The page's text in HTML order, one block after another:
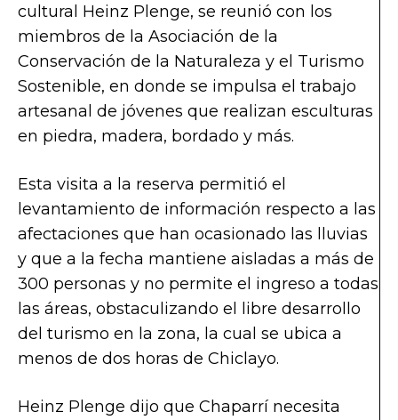
cultural Heinz Plenge, se reunió con los
miembros de la Asociación de la
Conservación de la Naturaleza y el Turismo
Sostenible, en donde se impulsa el trabajo
artesanal de jóvenes que realizan esculturas
en piedra, madera, bordado y más.
Esta visita a la reserva permitió el
levantamiento de información respecto a las
afectaciones que han ocasionado las lluvias
y que a la fecha mantiene aisladas a más de
300 personas y no permite el ingreso a todas
las áreas, obstaculizando el libre desarrollo
del turismo en la zona, la cual se ubica a
menos de dos horas de Chiclayo.
Heinz Plenge dijo que Chaparrí necesita